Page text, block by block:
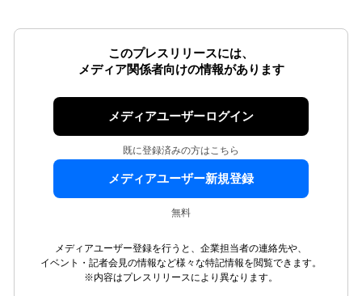
このプレスリリースには、
メディア関係者向けの情報があります
メディアユーザーログイン
既に登録済みの方はこちら
メディアユーザー新規登録
無料
メディアユーザー登録を行うと、企業担当者の連絡先や、
イベント・記者会見の情報など様々な特記情報を閲覧できます。
※内容はプレスリリースにより異なります。